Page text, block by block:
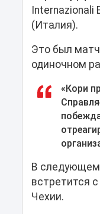
Internazionali
(Италия).
Это был матч
одиночном
«Кори
В следующем
встретится
Чехии.